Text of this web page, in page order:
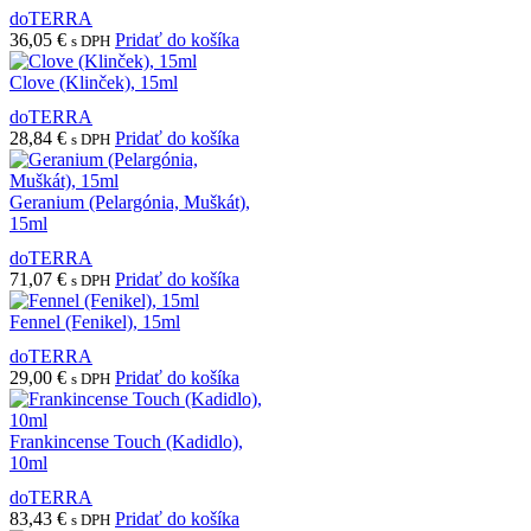
doTERRA
36,05 € s DPH Pridať do košíka
Clove (Klinček), 15ml
doTERRA
28,84 € s DPH Pridať do košíka
Geranium (Pelargónia, Muškát),
15ml
doTERRA
71,07 € s DPH Pridať do košíka
Fennel (Fenikel), 15ml
doTERRA
29,00 € s DPH Pridať do košíka
Frankincense Touch (Kadidlo),
10ml
doTERRA
83,43 € s DPH Pridať do košíka